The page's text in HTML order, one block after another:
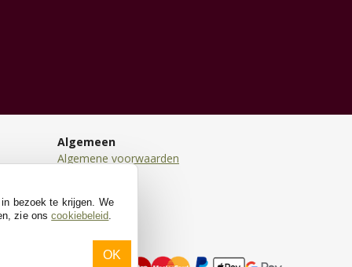
Algemeen
Algemene voorwaarden
Cookies
bezoek te krijgen. We
zie onscookiebeleid
OK